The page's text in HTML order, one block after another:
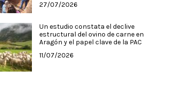
27/07/2026
Un estudio constata el declive
estructural del ovino de carne en
Aragón y el papel clave de la PAC
11/07/2026